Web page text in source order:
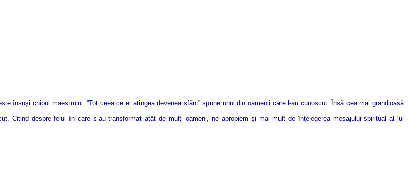
însuşi chipul maestrului. “Tot ceea ce el atingea devenea sfânt” spune unul din oamenii care l-au cunoscut. Însă cea mai grandioasă
Citind despre felul în care s-au transformat atât de mulţi oameni, ne apropiem şi mai mult de înţelegerea mesajului spiritual al lui